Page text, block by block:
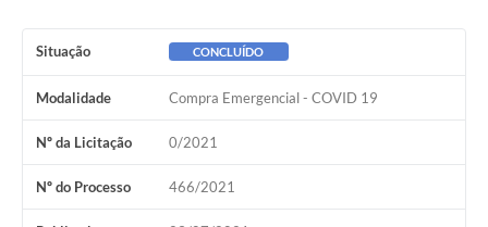
Situação CONCLUÍDO
Modalidade Compra Emergencial - COVID 19
Nº da Licitação 0/2021
Nº do Processo 466/2021